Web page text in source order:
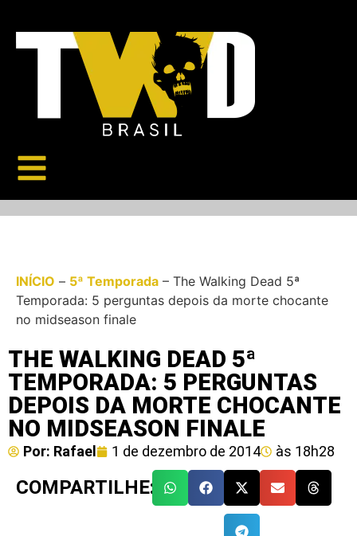
INÍCIO – 5ª Temporada – The Walking Dead 5ª
Temporada: 5 perguntas depois da morte chocante
no midseason finale
THE WALKING DEAD 5ª
TEMPORADA: 5 PERGUNTAS
DEPOIS DA MORTE CHOCANTE
NO MIDSEASON FINALE
Por: Rafael 1 de dezembro de 2014 às 18h28
COMPARTILHE: